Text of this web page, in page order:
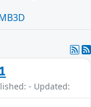
- Updated: